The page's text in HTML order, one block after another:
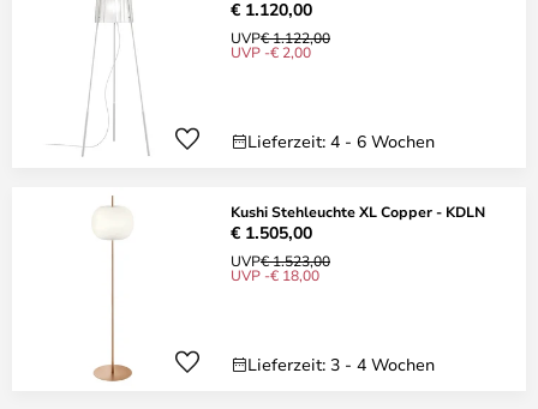
€ 1.120,00
UVP€ 1.122,00
UVP -€ 2,00
Lieferzeit: 4 - 6 Wochen
Kushi Stehleuchte XL Copper - KDLN
€ 1.505,00
UVP€ 1.523,00
UVP -€ 18,00
Lieferzeit: 3 - 4 Wochen